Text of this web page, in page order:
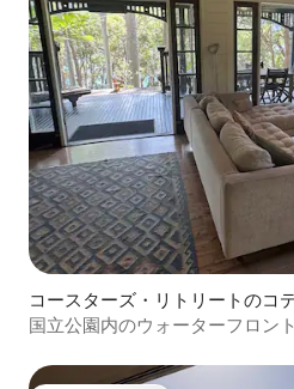
コースターズ・リトリートのコ
国立公園内のウォーターフロン